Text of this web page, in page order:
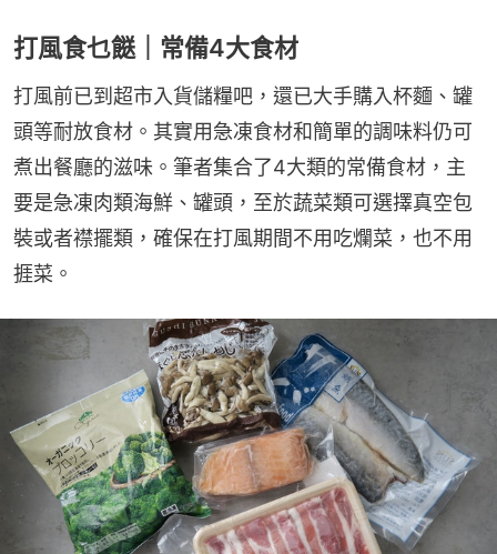
打風食乜餸｜常備4大食材
打風前已到超市入貨儲糧吧，還已大手購入杯麵、罐
頭等耐放食材。其實用急凍食材和簡單的調味料仍可
煮出餐廳的滋味。筆者集合了4大類的常備食材，主
要是急凍肉類海鮮、罐頭，至於蔬菜類可選擇真空包
裝或者襟擺類，確保在打風期間不用吃爛菜，也不用
捱菜。